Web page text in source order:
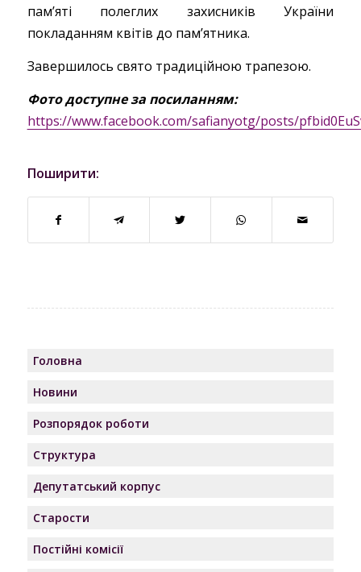
пам’яті полеглих захисників України
покладанням квітів до пам’ятника.
Завершилось свято традиційною трапезою.
Фото доступне за посиланням:
https://www.facebook.com/safianyotg/posts/
Поширити:
Головна
Новини
Розпорядок роботи
Структура
Депутатський корпус
Старости
Постійні комісії